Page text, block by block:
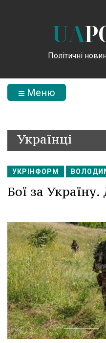
UA
Політичні
Меню
Українці
УКРІНФОРМ
Бої за Україну.